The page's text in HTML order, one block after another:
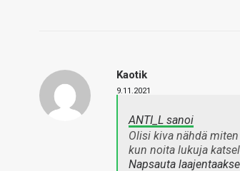
Kaotik
9.11.2021
ANTI_L sanoi
Olisi kiva nähdä
kun noita lukuja
Napsauta